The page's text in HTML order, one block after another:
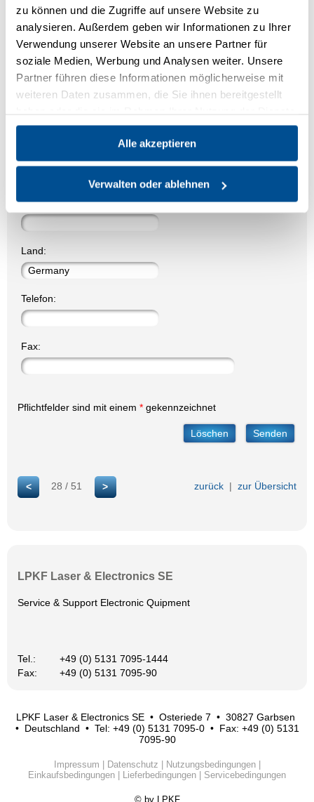
zu können und die Zugriffe auf unsere Website zu
analysieren. Außerdem geben wir Informationen zu Ihrer
Verwendung unserer Website an unsere Partner für
soziale Medien, Werbung und Analysen weiter. Unsere
Partner führen diese Informationen möglicherweise mit
weiteren Daten zusammen, die Sie ihnen bereitgestellt
gesammelt haben.
Alle akzeptieren
Verwalten oder ablehnen
Straße:
Adresszusatz:
Bundesland:
Land:
Telefon:
Fax:
Pflichtfelder sind mit einem * gekennzeichnet
< 28 / 51 > zurück | zur Übersicht
LPKF Laser & Electronics SE
Service & Support Electronic Quipment
Tel.:
+49 (0) 5131 7095-1444
Fax:
+49 (0) 5131 7095-90
LPKF Laser & Electronics SE • Osteriede 7 • 30827 Garbsen
• Deutschland • Tel: +49 (0) 5131 7095-0 • Fax: +49 (0) 5131
7095-90
Impressum | Datenschutz | Nutzungsbedingungen|
Einkaufsbedingungen | Lieferbedingungen | Servicebedingungen
© by LPKF